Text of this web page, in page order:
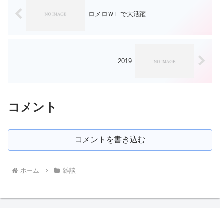
ロメロＷＬで大活躍
2019
コメント
コメントを書き込む
ホーム 雑談